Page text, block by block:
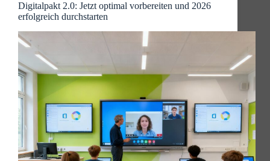
Digitalpakt 2.0: Jetzt optimal vorbereiten und 2026
erfolgreich durchstarten